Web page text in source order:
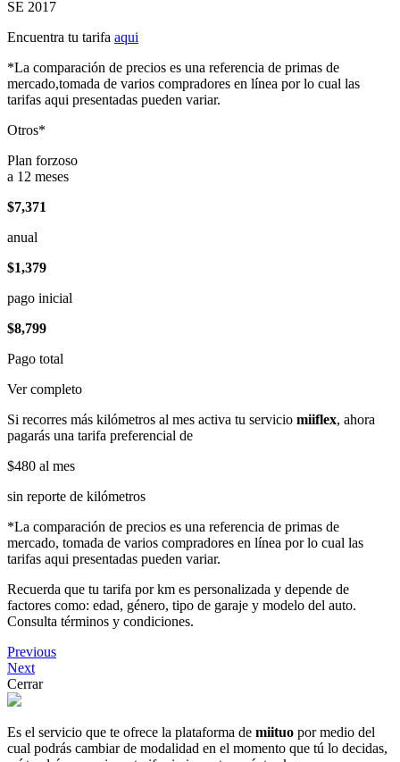
SE 2017
Encuentra tu tarifa aqui
*La comparación de precios es una referencia de primas de
mercado,tomada de varios compradores en línea por lo cual las
tarifas aqui presentadas pueden variar.
Otros*
Plan forzoso
a 12 meses
$7,371
anual
$1,379
pago inicial
$8,799
Pago total
Ver completo
Si recorres más kilómetros al mes activa tu servicio miiflex, ahora
pagarás una tarifa preferencial de
$480 al mes
sin reporte de kilómetros
*La comparación de precios es una referencia de primas de
mercado, tomada de varios compradores en línea por lo cual las
tarifas aqui presentadas pueden variar.
Recuerda que tu tarifa por km es personalizada y depende de
factores como: edad, género, tipo de garaje y modelo del auto.
Consulta términos y condiciones.
Previous
Next
Cerrar
Es el servicio que te ofrece la plataforma de miituo por medio del
cual podrás cambiar de modalidad en el momento que tú lo decidas,